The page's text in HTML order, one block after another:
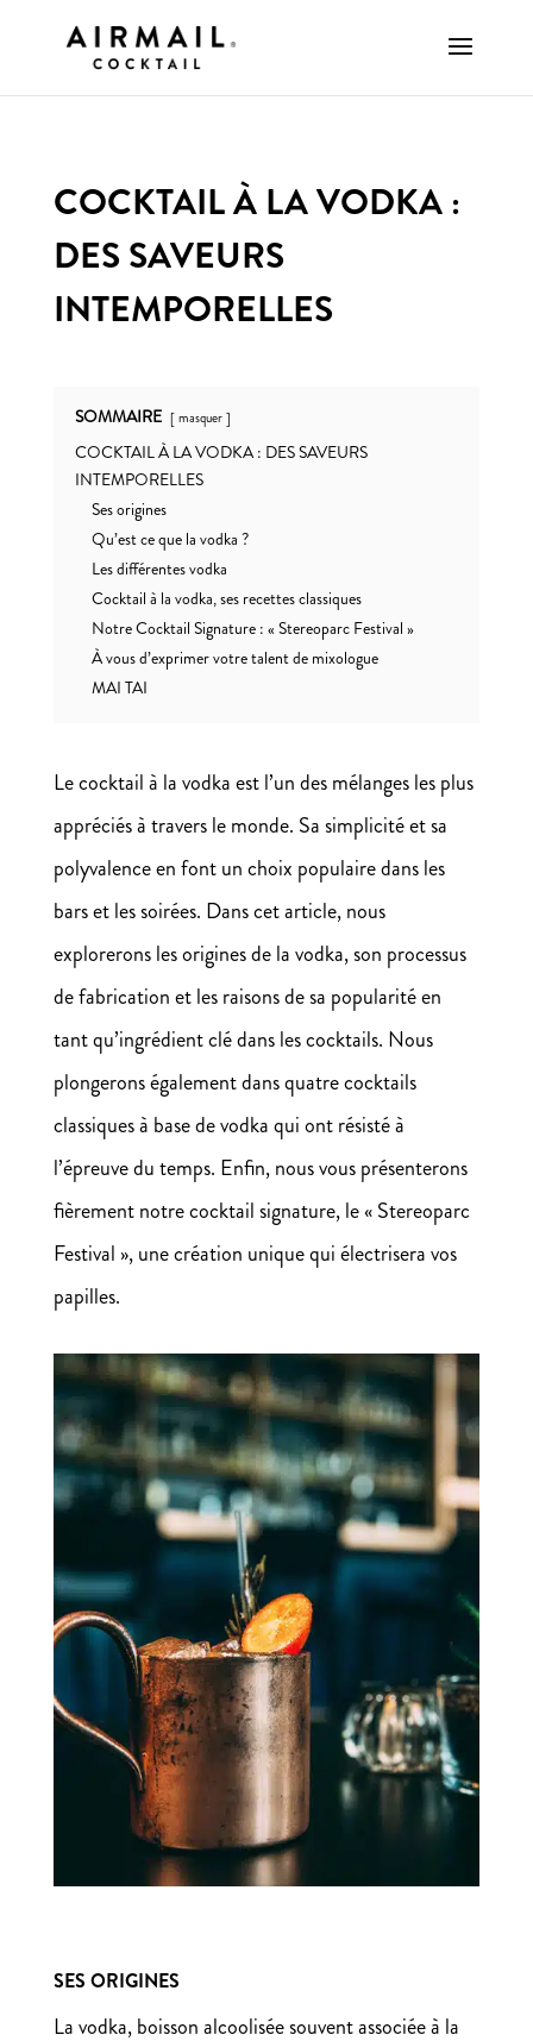
COCKTAIL À LA VODKA :
DES SAVEURS
INTEMPORELLES
SOMMAIRE masquer
COCKTAIL À LA VODKA : DES SAVEURS
INTEMPORELLES
Ses origines
Qu’est ce que la vodka ?
Les différentes vodka
Cocktail à la vodka, ses recettes classiques
Notre Cocktail Signature : « Stereoparc Festival »
À vous d’exprimer votre talent de mixologue
MAI TAI
Le cocktail à la vodka est l’un des mélanges les plus
appréciés à travers le monde. Sa simplicité et sa
polyvalence en font un choix populaire dans les
bars et les soirées. Dans cet article, nous
explorerons les origines de la vodka, son processus
de fabrication et les raisons de sa popularité en
tant qu’ingrédient clé dans les cocktails. Nous
plongerons également dans quatre cocktails
classiques à base de vodka qui ont résisté à
l’épreuve du temps. Enfin, nous vous présenterons
fièrement notre cocktail signature, le « Stereoparc
Festival », une création unique qui électrisera vos
papilles.
SES ORIGINES
La vodka, boisson alcoolisée souvent associée à la